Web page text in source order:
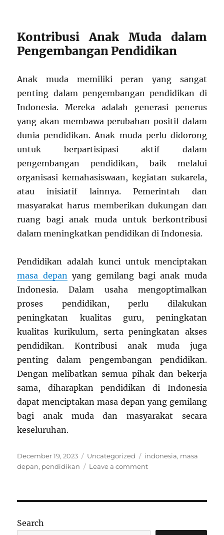
Kontribusi Anak Muda dalam
Pengembangan Pendidikan
Anak muda memiliki peran yang sangat
penting dalam pengembangan pendidikan di
Indonesia. Mereka adalah generasi penerus
yang akan membawa perubahan positif dalam
dunia pendidikan. Anak muda perlu didorong
untuk berpartisipasi aktif dalam
pengembangan pendidikan, baik melalui
organisasi kemahasiswaan, kegiatan sukarela,
atau inisiatif lainnya. Pemerintah dan
masyarakat harus memberikan dukungan dan
ruang bagi anak muda untuk berkontribusi
dalam meningkatkan pendidikan di Indonesia.
Pendidikan adalah kunci untuk menciptakan
masa depanyang gemilang bagi anak muda
Indonesia. Dalam usaha mengoptimalkan
proses pendidikan, perlu dilakukan
peningkatan kualitas guru, peningkatan
kualitas kurikulum, serta peningkatan akses
pendidikan. Kontribusi anak muda juga
penting dalam pengembangan pendidikan.
Dengan melibatkan semua pihak dan bekerja
sama, diharapkan pendidikan di Indonesia
dapat menciptakan masa depan yang gemilang
bagi anak muda dan masyarakat secara
keseluruhan.
Posted
on
December 19, 2023 Categories
Uncategorized Tags
indonesia, masa
depan, pendidikan Leave a commenton
Depan
Search